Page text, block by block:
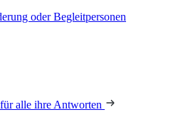
oder Begleitpersonen
alle ihre Antworten